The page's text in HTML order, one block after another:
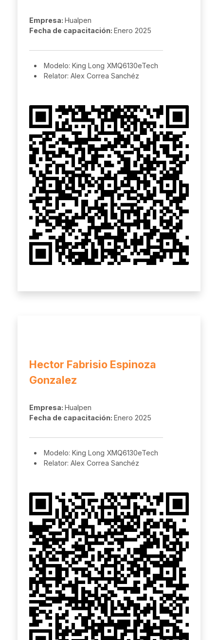
Empresa: Hualpen
Fecha de capacitación: Enero 2025
Modelo: King Long XMQ6130eTech
Relator: Alex Correa Sanchéz
Hector Fabrisio Espinoza
Gonzalez
Empresa: Hualpen
Fecha de capacitación: Enero 2025
Modelo: King Long XMQ6130eTech
Relator: Alex Correa Sanchéz